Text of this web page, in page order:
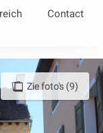
Contact
Zie foto's (9)